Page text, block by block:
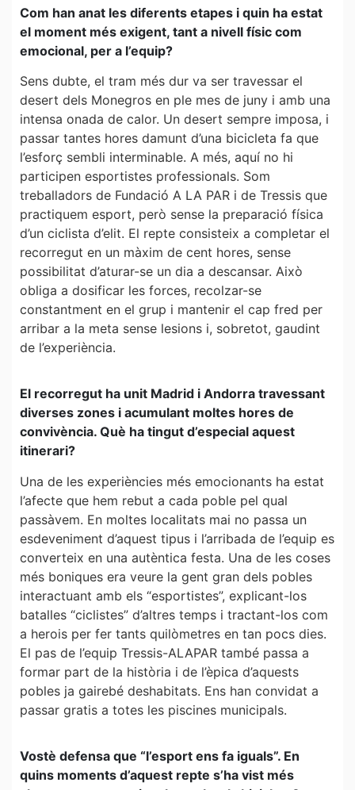
Com han anat les diferents etapes i quin ha estat
el moment més exigent, tant a nivell físic com
emocional, per a l’equip?
Sens dubte, el tram més dur va ser travessar el
desert dels Monegros en ple mes de juny i amb una
intensa onada de calor. Un desert sempre imposa, i
passar tantes hores damunt d’una bicicleta fa que
l’esforç sembli interminable. A més, aquí no hi
participen esportistes professionals. Som
treballadors de Fundació A LA PAR i de Tressis que
practiquem esport, però sense la preparació física
d’un ciclista d’elit. El repte consisteix a completar el
recorregut en un màxim de cent hores, sense
possibilitat d’aturar-se un dia a descansar. Això
obliga a dosificar les forces, recolzar-se
constantment en el grup i mantenir el cap fred per
arribar a la meta sense lesions i, sobretot, gaudint
de l’experiència.
El recorregut ha unit Madrid i Andorra travessant
diverses zones i acumulant moltes hores de
convivència. Què ha tingut d’especial aquest
itinerari?
Una de les experiències més emocionants ha estat
l’afecte que hem rebut a cada poble pel qual
passàvem. En moltes localitats mai no passa un
esdeveniment d’aquest tipus i l’arribada de l’equip es
converteix en una autèntica festa. Una de les coses
més boniques era veure la gent gran dels pobles
interactuant amb els “esportistes”, explicant-los
batalles “ciclistes” d’altres temps i tractant-los com
a herois per fer tants quilòmetres en tan pocs dies.
El pas de l’equip Tressis-ALAPAR també passa a
formar part de la història i de l’èpica d’aquests
pobles ja gairebé deshabitats. Ens han convidat a
passar gratis a totes les piscines municipals.
Vostè defensa que “l’esport ens fa iguals”. En
quins moments d’aquest repte s’ha vist més